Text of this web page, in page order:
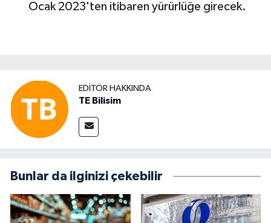
Ocak 2023'ten itibaren yürürlüğe girecek.
EDITÖR HAKKINDA
TE Bilisim
Bunlar da ilginizi çekebilir